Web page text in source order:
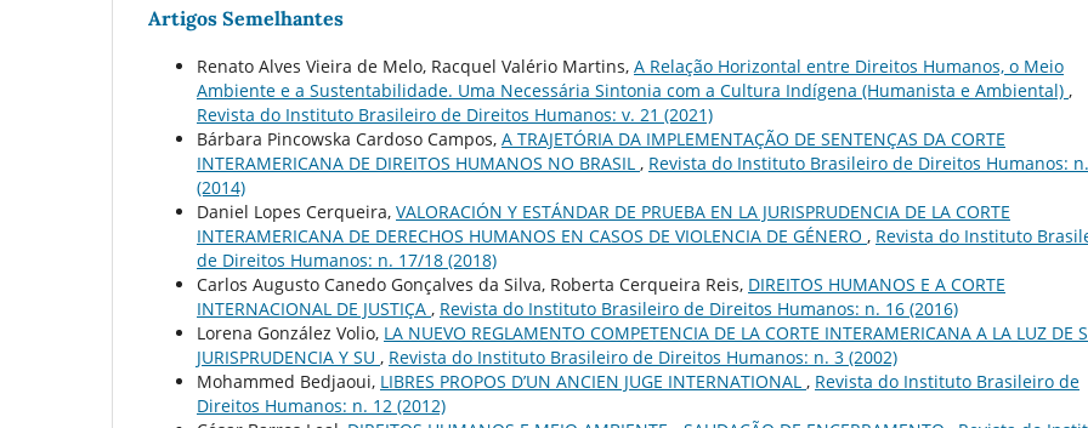
Artigos Semelhantes
Renato Alves Vieira de Melo, Racquel Valério Martins, A Relação Horizontal entre Direitos Humanos, o Meio
Ambiente e a Sustentabilidade. Uma Necessária Sintonia com a Cultura Indígena (Humanista e Ambiental) ,
Revista do Instituto Brasileiro de Direitos Humanos: v. 21 (2021)
Bárbara Pincowska Cardoso Campos, A TRAJETÓRIA DA IMPLEMENTAÇÃO DE SENTENÇAS DA CORTE
INTERAMERICANA DE DIREITOS HUMANOS NO BRASIL , Revista do Instituto Brasileiro de Direitos Humanos:
(2014)
Daniel Lopes Cerqueira, VALORACIÓN Y ESTÁNDAR DE PRUEBA EN LA JURISPRUDENCIA DE LA CORTE
INTERAMERICANA DE DERECHOS HUMANOS EN CASOS DE VIOLENCIA DE GÉNERO , Revista do Instituto
de Direitos Humanos: n. 17/18 (2018)
Carlos Augusto Canedo Gonçalves da Silva, Roberta Cerqueira Reis, DIREITOS HUMANOS E A CORTE
INTERNACIONAL DE JUSTIÇA , Revista do Instituto Brasileiro de Direitos Humanos: n. 16 (2016)
Lorena González Volio, LA NUEVO REGLAMENTO COMPETENCIA DE LA CORTE INTERAMERICANA A LA LUZ DE
JURISPRUDENCIA Y SU , Revista do Instituto Brasileiro de Direitos Humanos: n. 3 (2002)
Mohammed Bedjaoui, LIBRES PROPOS D’UN ANCIEN JUGE INTERNATIONAL , Revista do Instituto Brasileiro de
Direitos Humanos: n. 12 (2012)